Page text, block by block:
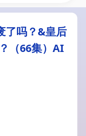
了吗？&皇后
（66集）AI